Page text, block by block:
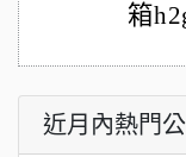
箱
近月內熱門